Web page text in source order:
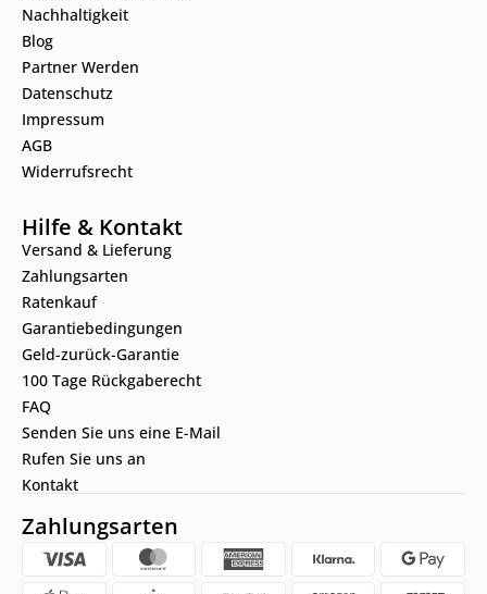
Nachhaltigkeit
Blog
Partner Werden
Datenschutz
Impressum
AGB
Widerrufsrecht
Hilfe & Kontakt
Versand & Lieferung
Zahlungsarten
Ratenkauf
Garantiebedingungen
Geld-zurück-Garantie
100 Tage Rückgaberecht
FAQ
Senden Sie uns eine E-Mail
Rufen Sie uns an
Kontakt
Zahlungsarten